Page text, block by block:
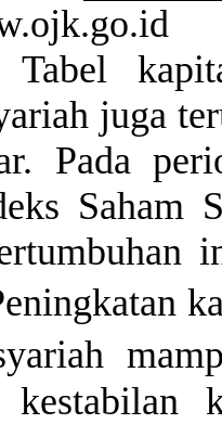
Tabel
juga
Pada
Saham
kestabilan